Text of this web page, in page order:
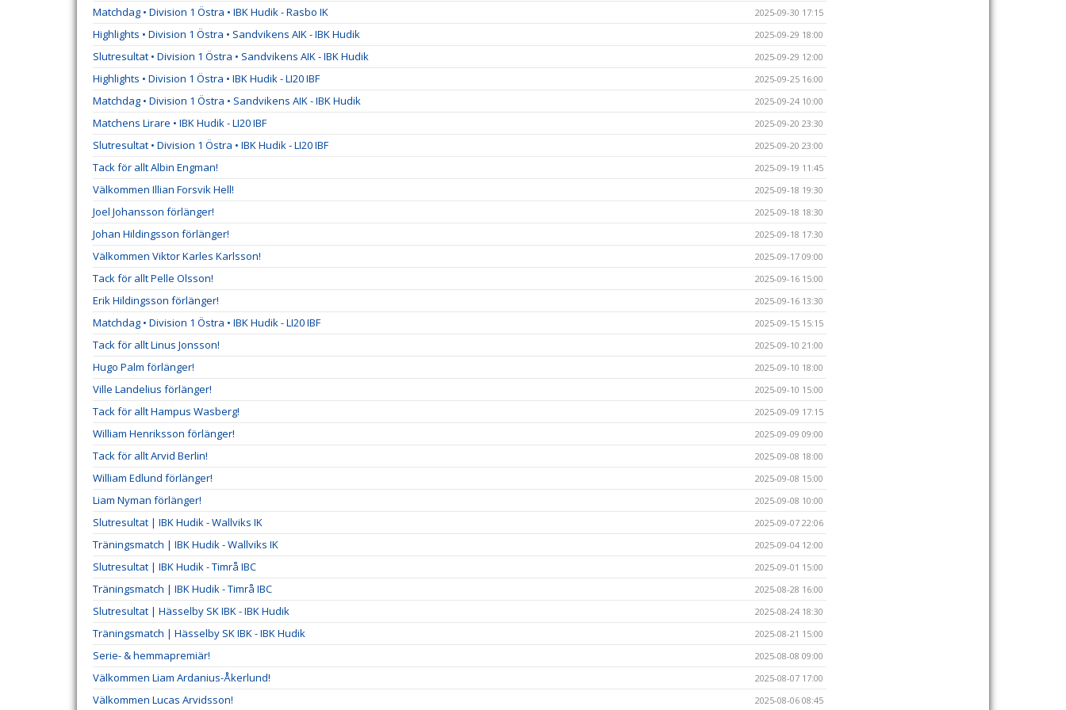
Matchdag • Division 1 Östra • IBK Hudik - Rasbo IK 2025-09-30 17:15
Highlights • Division 1 Östra • Sandvikens AIK - IBK Hudik 2025-09-29 18:00
Slutresultat • Division 1 Östra • Sandvikens AIK - IBK Hudik 2025-09-29 12:00
Highlights • Division 1 Östra • IBK Hudik - LI20 IBF 2025-09-25 16:00
Matchdag • Division 1 Östra • Sandvikens AIK - IBK Hudik 2025-09-24 10:00
Matchens Lirare • IBK Hudik - LI20 IBF 2025-09-20 23:30
Slutresultat • Division 1 Östra • IBK Hudik - LI20 IBF 2025-09-20 23:00
Tack för allt Albin Engman! 2025-09-19 11:45
Välkommen Illian Forsvik Hell! 2025-09-18 19:30
Joel Johansson förlänger! 2025-09-18 18:30
Johan Hildingsson förlänger! 2025-09-18 17:30
Välkommen Viktor Karles Karlsson! 2025-09-17 09:00
Tack för allt Pelle Olsson! 2025-09-16 15:00
Erik Hildingsson förlänger! 2025-09-16 13:30
Matchdag • Division 1 Östra • IBK Hudik - LI20 IBF 2025-09-15 15:15
Tack för allt Linus Jonsson! 2025-09-10 21:00
Hugo Palm förlänger! 2025-09-10 18:00
Ville Landelius förlänger! 2025-09-10 15:00
Tack för allt Hampus Wasberg! 2025-09-09 17:15
William Henriksson förlänger! 2025-09-09 09:00
Tack för allt Arvid Berlin! 2025-09-08 18:00
William Edlund förlänger! 2025-09-08 15:00
Liam Nyman förlänger! 2025-09-08 10:00
Slutresultat | IBK Hudik - Wallviks IK 2025-09-07 22:06
Träningsmatch | IBK Hudik - Wallviks IK 2025-09-04 12:00
Slutresultat | IBK Hudik - Timrå IBC 2025-09-01 15:00
Träningsmatch | IBK Hudik - Timrå IBC 2025-08-28 16:00
Slutresultat | Hässelby SK IBK - IBK Hudik 2025-08-24 18:30
Träningsmatch | Hässelby SK IBK - IBK Hudik 2025-08-21 15:00
Serie- & hemmapremiär! 2025-08-08 09:00
Välkommen Liam Ardanius-Åkerlund! 2025-08-07 17:00
Välkommen Lucas Arvidsson! 2025-08-06 08:45